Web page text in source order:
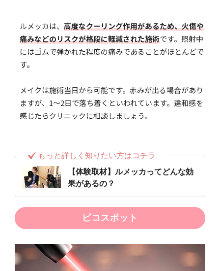
ルメッカは、 高度なクーリング作用があるため、火傷や
痛みなどのリスクが格段に軽減された施術です。照射中
にはゴムで弾かれた程度の痛みであることがほとんどで
す。
メイクは施術当日から可能です。赤みが出る場合があり
ますが、1～2日で落ち着くといわれています。違和感を
感じたらクリニックに相談しましょう。
もっと詳しく知りたい方はコチラ
【体験取材】ルメッカってどんな効
果があるの？
ピコスポット